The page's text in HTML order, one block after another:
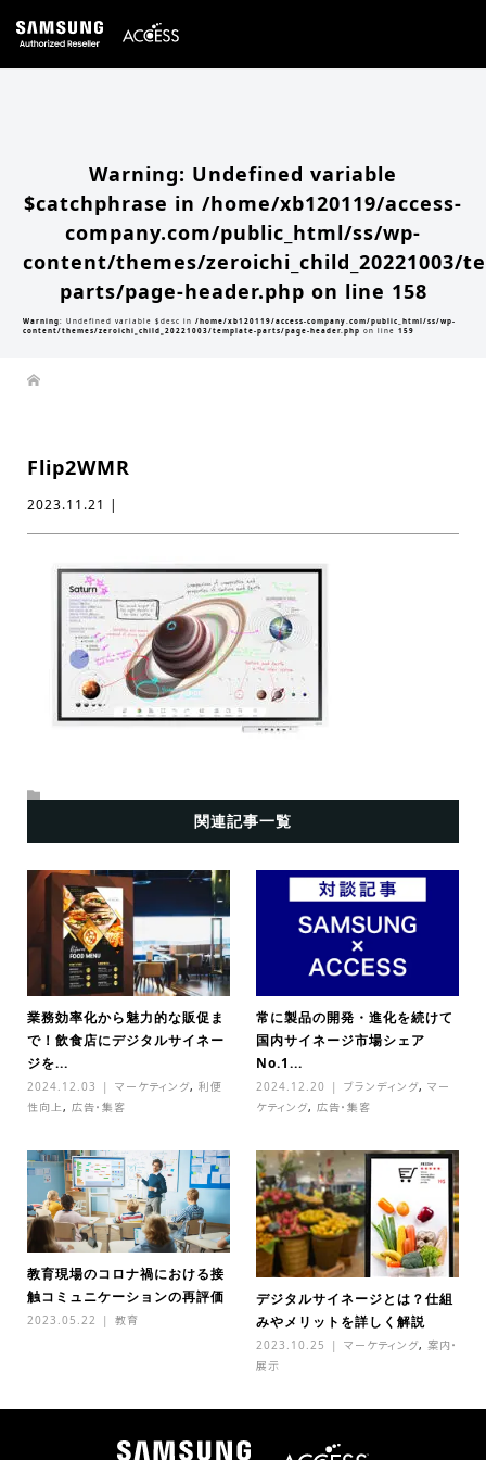
Warning : Attempt to read property "slug" on null in
company.com/public_html/ss/wp-content/themes/zeroichi_child_20221003/single.php
Warning: Undefined variable
$catchphrase in /home/xb120119/access-
company.com/public_html/ss/wp-
content/themes/zeroichi_child_20221003/
parts/page-header.php on line 158
Warning: Undefined variable $desc in /home/xb120119/access-company.com/public_html/ss/wp-
content/themes/zeroichi_child_20221003/template-parts/page-header.php on line 159
Flip2WMR
2023.11.21 |
関連記事一覧
業務効率化から魅力的な販促ま
で！飲食店にデジタルサイネー
ジを...
2024.12.03 マーケティング, 利便
性向上, 広告・集客
常に製品の開発・進化を続けて
国内サイネージ市場シェア
No.1...
2024.12.20 ブランディング,マー
ケティング,広告・集客
教育現場のコロナ禍における接
触コミュニケーションの再評価
2023.05.22 教育
デジタルサイネージとは？仕組
みやメリットを詳しく解説
2023.10.25 マーケティング,案内・
展示